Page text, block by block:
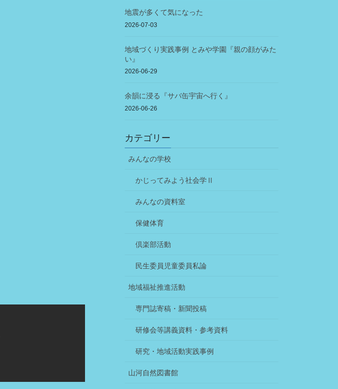
地震が多くて気になった
2026-07-03
地域づくり実践事例 とみや学園『親の顔がみた
い』
2026-06-29
余韻に浸る『サバ缶宇宙へ行く』
2026-06-26
カテゴリー
みんなの学校
かじってみよう社会学Ⅱ
みんなの資料室
保健体育
倶楽部活動
民生委員児童委員私論
地域福祉推進活動
専門誌寄稿・新聞投稿
研修会等講義資料・参考資料
研究・地域活動実践事例
山河自然図書館